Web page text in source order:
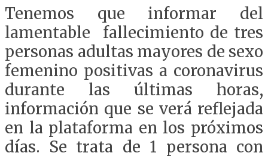
Tenemos que informar del
lamentable fallecimiento de tres
personas adultas mayores de sexo
femenino positivas a coronavirus
durante las últimas horas,
información que se verá reflejada
en la plataforma en los próximos
días. Se trata de 1 persona con